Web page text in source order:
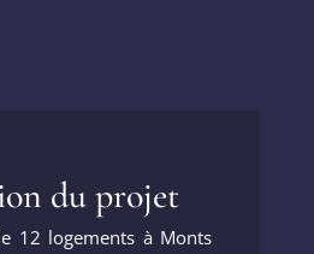
du projet
12 logements à Monts